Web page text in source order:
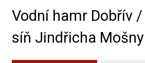
Vodní hamr Dobřív
síň Jindřicha Mošny